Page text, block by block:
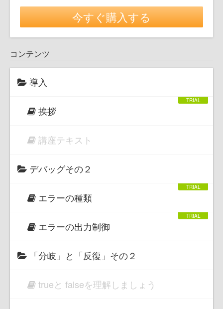
今すぐ購入する
コンテンツ
導入
挨拶
講座テキスト
デバッグその２
エラーの種類
エラーの出力制御
「分岐」と「反復」その２
trueと falseを理解しましょう